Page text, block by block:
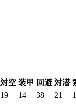
対空 装甲 回避 対潜
19 14 38 21